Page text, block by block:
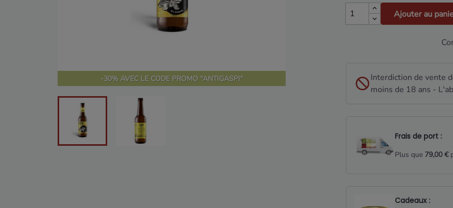
-30% AVEC LE CODE PROMO "ANTIGASPI"
Ajouter au
Interdiction de vente
moins de 18 ans -
Frais de port :
Plus que 79,00 €
Cadeaux :